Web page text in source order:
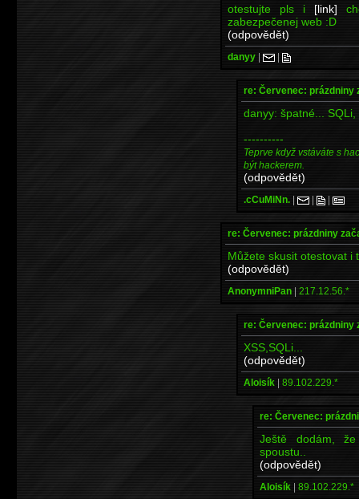
otestujte pls i [link]
zabezpečenej web :D
(odpovědět)
danyy | |
re: Červenec: prázdniny
danyy: špatné...
----------
Teprve když vstáváte s
být hackerem.
(odpovědět)
.cCuMiNn. | | |
re: Červenec: prázdniny
Můžete skusit otestovat i
(odpovědět)
AnonymniPan | 217.12.56.*
re: Červenec: prázdniny
XSS,SQLi...
(odpovědět)
Aloisík | 89.102.229.*
re: Červenec:
Ještě dodám,
spoustu..
(odpovědět)
Aloisík | 89.102.229.*